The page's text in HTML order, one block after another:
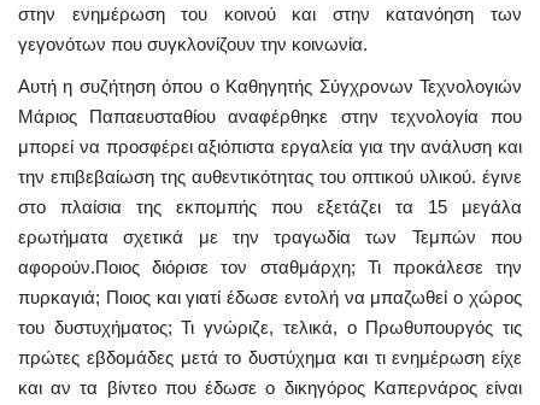
στην ενημέρωση του κοινού και στην κατανόηση των
γεγονότων που συγκλονίζουν την κοινωνία.
Αυτή η συζήτηση όπου ο Καθηγητής Σύγχρονων Τεχνολογιών
Μάριος Παπαευσταθίου αναφέρθηκε στην τεχνολογία που
μπορεί να προσφέρει αξιόπιστα εργαλεία για την ανάλυση και
την επιβεβαίωση της αυθεντικότητας του οπτικού υλικού. έγινε
στο πλαίσια της εκπομπής που εξετάζει τα 15 μεγάλα
ερωτήματα σχετικά με την τραγωδία των Τεμπών που
αφορούν.Ποιος διόρισε τον σταθμάρχη; Τι προκάλεσε την
πυρκαγιά; Ποιος και γιατί έδωσε εντολή να μπαζωθεί ο χώρος
του δυστυχήματος; Τι γνώριζε, τελικά, ο Πρωθυπουργός τις
πρώτες εβδομάδες μετά το δυστύχημα και τι ενημέρωση είχε
και αν τα βίντεο που έδωσε ο δικηγόρος Καπερνάρος είναι